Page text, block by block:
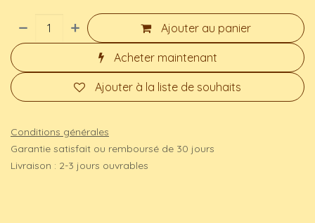
Ajouter au panier
Acheter maintenant
Ajouter à la liste de souhaits
Conditions générales
Garantie satisfait ou remboursé de 30 jours
Livraison : 2-3 jours ouvrables